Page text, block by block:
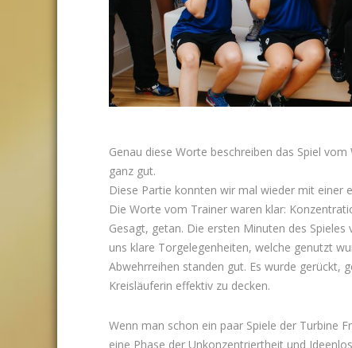
Genau diese Worte beschreiben das Spiel
ganz gut.
Diese Partie konnten wir mal wieder mit einer
Die Worte vom Trainer waren klar:
Gesagt, getan. Die ersten Minuten des
uns klare Torgelegenheiten, welche genutzt
Abwehrreihen standen gut. Es wurde gerückt,
Kreisläuferin effektiv zu decken.
Wenn man schon ein paar Spiele der Turbine
eine Phase der Unkonzentriertheit und